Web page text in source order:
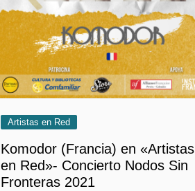
Artistas en Red
Komodor (Francia) en «Artistas
en Red»- Concierto Nodos Sin
Fronteras 2021